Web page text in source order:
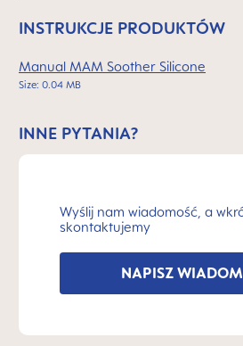
INSTRUKCJE PRODUKTÓW
Manual MAM Soother Silicone
Size: 0.04 MB
INNE PYTANIA?
Wyślij nam wiadomość, a
skontaktujemy
NAPISZ